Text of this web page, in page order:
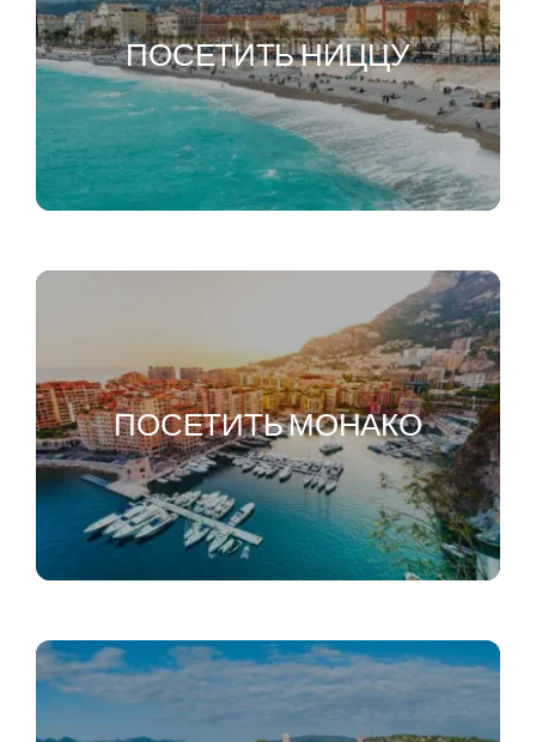
ПОСЕТИТЬ НИЦЦУ
ПОСЕТИТЬ МОНАКО